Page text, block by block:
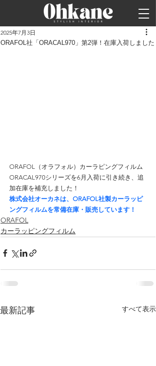
ORAFOL社「ORACAL970」第2弾！在庫入荷しました
2025年7月3日
ORAFOL（オラフォル）カーラピングフィルム
ORACAL970シリーズを6月入荷に引き続き、追
加在庫を補充しました！
株式会社オーカネは、ORAFOL社製カーラッピ
ングフィルムを常備在庫・販売しています！
ORAFOL
カーラッピングフィルム
最新記事 すべて表示